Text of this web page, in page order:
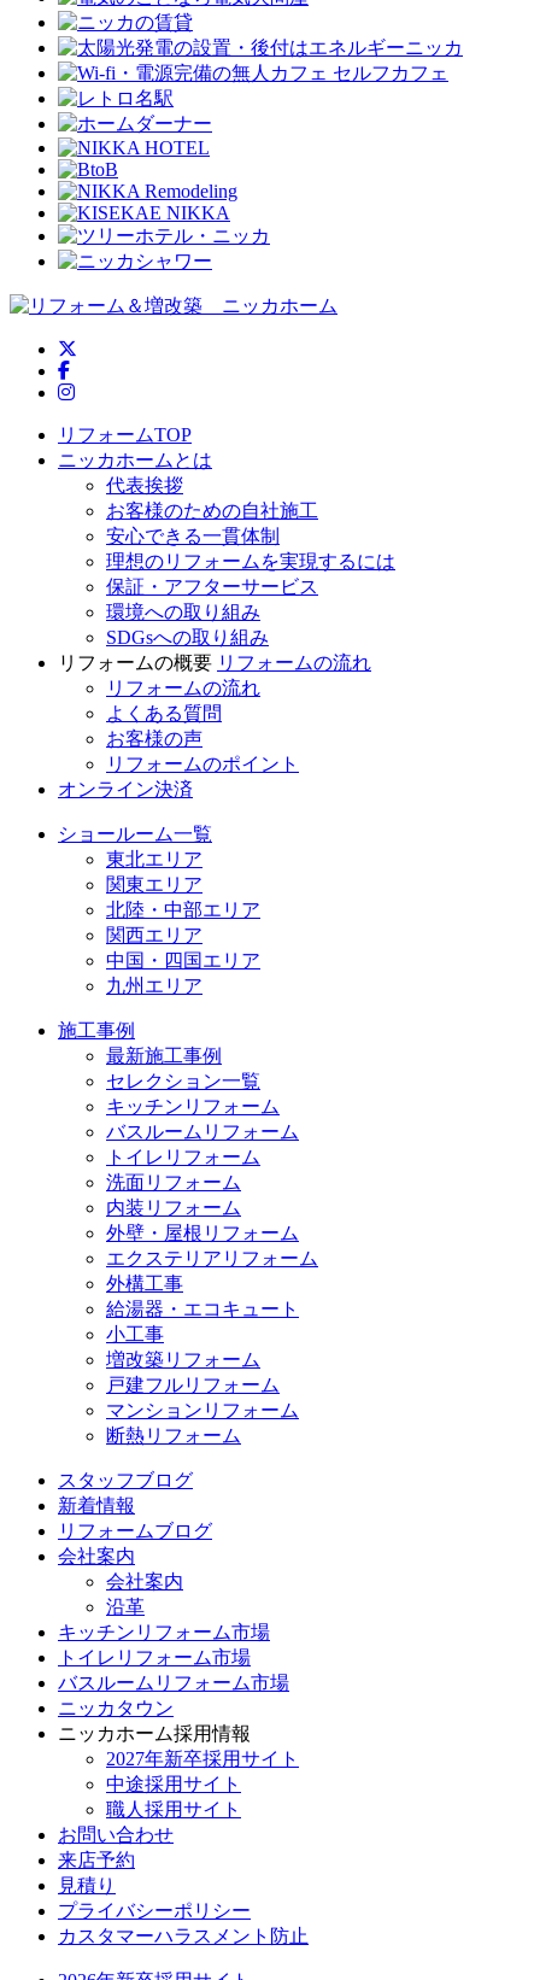
ニッカホーム公式Facebook
ニッカホーム公式Instagram
リフォームTOP
ニッカホームとは
代表挨拶
お客様のための自社施工
安心できる一貫体制
理想のリフォームを実現するには
保証・アフターサービス
環境への取り組み
SDGsへの取り組み
リフォームの概要 リフォームの流れ
リフォームの流れ
よくある質問
お客様の声
リフォームのポイント
オンライン決済
ショールーム一覧
東北エリア
関東エリア
北陸・中部エリア
関西エリア
中国・四国エリア
九州エリア
施工事例
最新施工事例
セレクション一覧
キッチンリフォーム
バスルームリフォーム
トイレリフォーム
洗面リフォーム
内装リフォーム
外壁・屋根リフォーム
エクステリアリフォーム
外構工事
給湯器・エコキュート
小工事
増改築リフォーム
戸建フルリフォーム
マンションリフォーム
断熱リフォーム
スタッフブログ
新着情報
リフォームブログ
会社案内
会社案内
沿革
キッチンリフォーム市場
トイレリフォーム市場
バスルームリフォーム市場
ニッカタウン
ニッカホーム採用情報
2027年新卒採用サイト
中途採用サイト
職人採用サイト
お問い合わせ
来店予約
見積り
プライバシーポリシー
カスタマーハラスメント防止